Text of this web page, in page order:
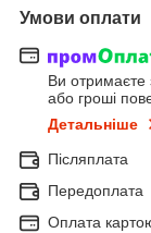
Умови оплати
Ви отримаєте
або гроші
Детальніше
Післяплата
Передоплата
Оплата